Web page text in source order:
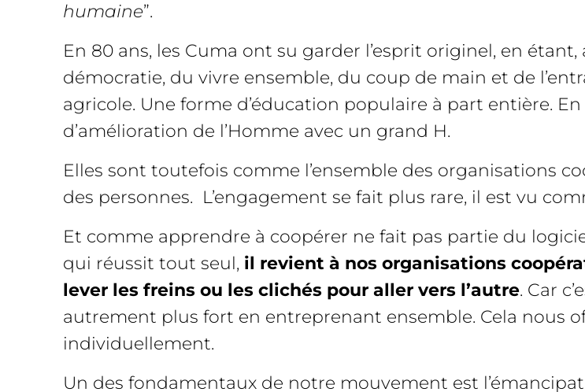
humaine”.
En 80 ans, les Cuma ont su garder l’esprit originel, en
démocratie, du vivre ensemble, du coup de main et de
agricole. Une forme d’éducation populaire à part entière.
d’amélioration de l’Homme avec un grand H.
Elles sont toutefois comme l’ensemble des organisations
des personnes. L’engagement se fait plus rare, il est vu
Et comme apprendre à coopérer ne fait pas partie du
qui réussit tout seul, il revient à nos organisations
lever les freins ou les clichés pour aller vers l’autre. Car
autrement plus fort en entreprenant ensemble. Cela nous
individuellement.
Un des fondamentaux de notre mouvement est